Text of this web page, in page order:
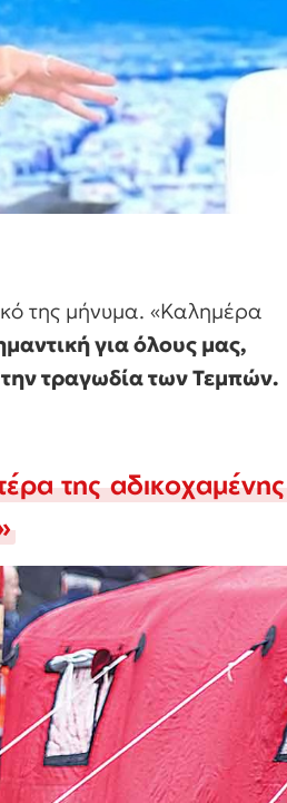
της μήνυμα. «Καλημέρα
για όλους μας,
τραγωδία των Τεμπών.
της αδικοχαμένης